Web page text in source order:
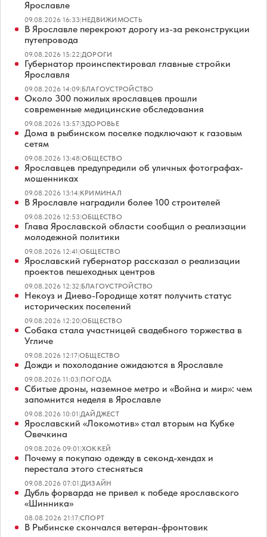
Ярославле
09.08.2026 16:33|НЕДВИЖИМОСТЬ
В Ярославле перекроют дорогу из-за реконструкции
путепровода
09.08.2026 15:22|ДОРОГИ
Губернатор проинспектировал главные стройки
Ярославля
09.08.2026 14:09|БЛАГОУСТРОЙСТВО
Около 300 пожилых ярославцев прошли
современные медицинские обследования
09.08.2026 13:57|ЗДОРОВЬЕ
Дома в рыбинском поселке подключают к газовым
сетям
09.08.2026 13:48|ОБЩЕСТВО
Ярославцев предупредили об уличных фотографах-
мошенниках
09.08.2026 13:14|КРИМИНАЛ
В Ярославле наградили более 100 строителей
09.08.2026 12:53|ОБЩЕСТВО
Глава Ярославской области сообщил о реализации
молодежной политики
09.08.2026 12:41|ОБЩЕСТВО
Ярославский губернатор рассказал о реализации
проектов пешеходных центров
09.08.2026 12:32|БЛАГОУСТРОЙСТВО
Некоуз и Диево-Городище хотят получить статус
исторических поселений
09.08.2026 12:20|ОБЩЕСТВО
Собака стала участницей свадебного торжества в
Угличе
09.08.2026 12:17|ОБЩЕСТВО
Дожди и похолодание ожидаются в Ярославле
09.08.2026 11:03|ПОГОДА
Сбитые дроны, наземное метро и «Война и мир»: чем
запомнится неделя в Ярославле
09.08.2026 10:01|ДАЙДЖЕСТ
Ярославский «Локомотив» стал вторым на Кубке
Овечкина
09.08.2026 09:01|ХОККЕЙ
Почему я покупаю одежду в секонд-хендах и
перестала этого стесняться
09.08.2026 07:01|ДИЗАЙН
Дубль форварда не привел к победе ярославского
«Шинника»
08.08.2026 21:17|СПОРТ
В Рыбинске скончался ветеран-фронтовик